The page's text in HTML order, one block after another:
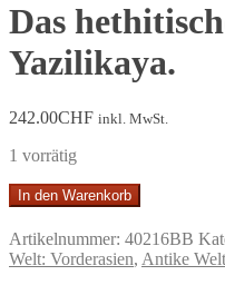
Das
Yazilikaya.
242.00CHF inkl. MwSt.
1 vorrätig
Das
hethitische
Felsheiligtum
Yazilikaya.
Menge
In den Warenkorb
Artikelnummer: 40216BB
Welt: Vorderasien, Antike